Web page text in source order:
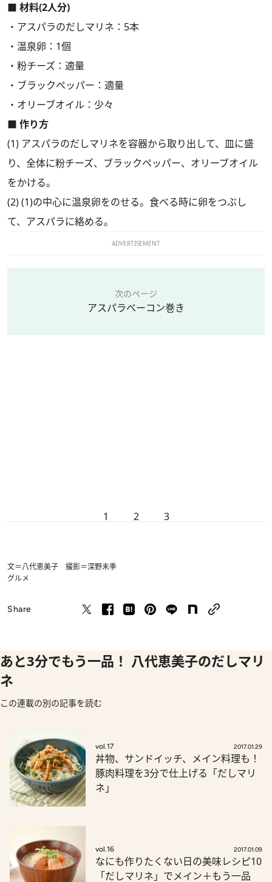
■ 材料(2人分)
・アスパラのだしマリネ：5本
・温泉卵：1個
・粉チーズ：適量
・ブラックペッパー：適量
・オリーブオイル：少々
■ 作り方
(1) アスパラのだしマリネを容器から取り出して、皿に盛
り、全体に粉チーズ、ブラックペッパー、オリーブオイル
をかける。
(2) (1)の中心に温泉卵をのせる。食べる時に卵をつぶし
て、アスパラに絡める。
ADVERTISEMENT
次のページ
アスパラベーコン巻き
1 2 3
文＝八代恵美子 撮影＝深野未季
グルメ
Share
あと3分でもう一品！ 八代恵美子のだしマリ
ネ
この連載の別の記事を読む
vol.17 2017.01.29
丼物、サンドイッチ、メイン料理も！
豚肉料理を3分で仕上げる「だしマリ
ネ」
vol.16 2017.01.09
なにも作りたくない日の美味レシピ10
「だしマリネ」でメイン＋もう一品